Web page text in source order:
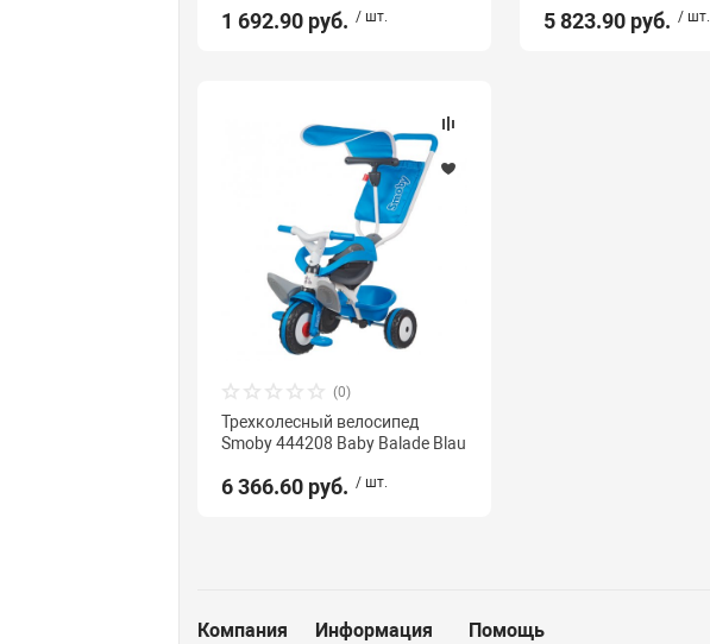
1 692.90 руб. / шт. 5 823.90 руб. / шт.
(0)
Трехколесный велосипед
Smoby 444208 Baby Balade Blau
6 366.60 руб. / шт.
Компания Информация Помощь